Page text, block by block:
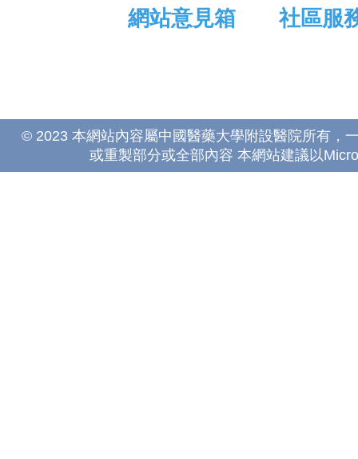
網站意見箱 社區服
© 2023 本網站內容屬中國醫藥大學附設醫院所有，
或重製部分或全部內容 本網站建議以